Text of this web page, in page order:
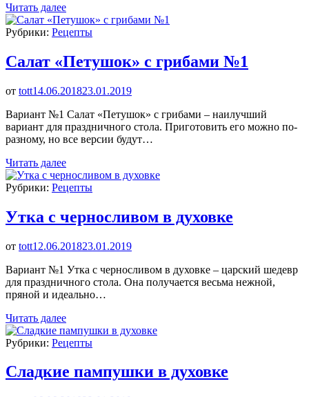
Читать далее
Рубрики: Рецепты
Салат «Петушок» с грибами №1
от tott14.06.201823.01.2019
Вариант №1 Салат «Петушок» с грибами – наилучший
вариант для праздничного стола. Приготовить его можно по-
разному, но все версии будут…
Читать далее
Рубрики: Рецепты
Утка с черносливом в духовке
от tott12.06.201823.01.2019
Вариант №1 Утка с черносливом в духовке – царский шедевр
для праздничного стола. Она получается весьма нежной,
пряной и идеально…
Читать далее
Рубрики: Рецепты
Сладкие пампушки в духовке